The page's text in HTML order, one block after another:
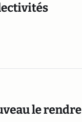
le rendre